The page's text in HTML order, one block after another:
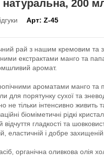
200
Арт: Z-45
рай з нашим кремовим та
екстрактами манго та
аромат.
ароматами манго та
для порятунку сухої та
не тільки інтенсивно живить
біоміметичні рідкі
гладкості та
еластичній і добре
органічна оливкова олія